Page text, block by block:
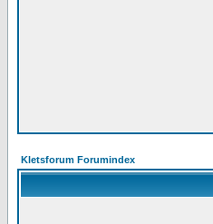
Kletsforum Forumindex